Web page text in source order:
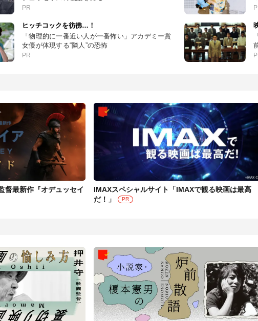
PR
ヒッチコックを彷彿…！
「物理的に一番近い人が一番怖い」アカデミー賞
女優が体現する“隣人”の恐怖
PR
督最新作『オデュッセイ
IMAXスペシャルサイト「IMAXで観る映画は最高
だ！」
PR